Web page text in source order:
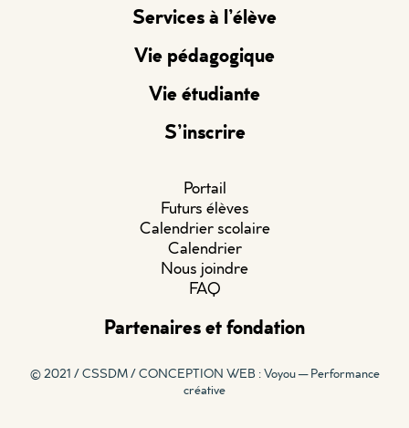
Services à l’élève
Vie pédagogique
Vie étudiante
S’inscrire
Portail
Futurs élèves
Calendrier scolaire
Calendrier
Nous joindre
FAQ
Partenaires et fondation
© 2021 / CSSDM /CONCEPTION WEB : Voyou — Performance
créative